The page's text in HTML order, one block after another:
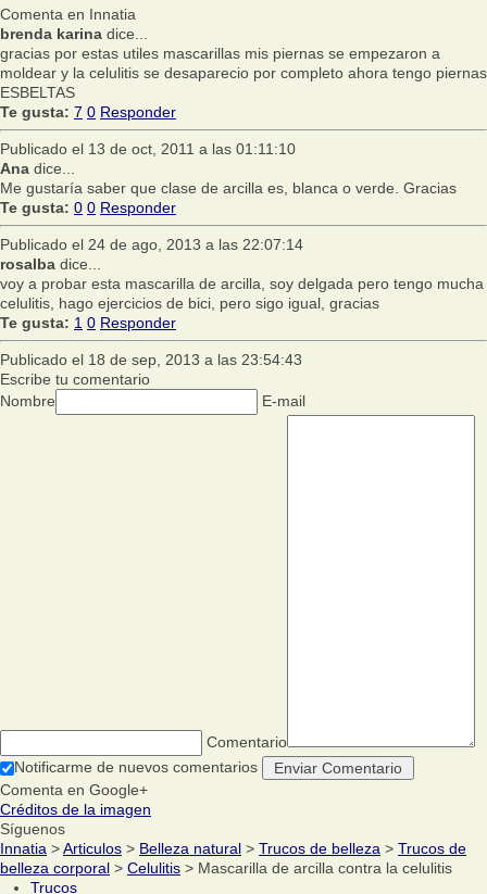
Comenta en Innatia
brenda karina dice...
gracias por estas utiles mascarillas mis piernas se empezaron a
moldear y la celulitis se desaparecio por completo ahora tengo piernas
ESBELTAS
Te gusta: 7 0 Responder
Publicado el 13 de oct, 2011 a las 01:11:10
Ana dice...
Me gustaría saber que clase de arcilla es, blanca o verde. Gracias
Te gusta: 0 0 Responder
Publicado el 24 de ago, 2013 a las 22:07:14
rosalba dice...
voy a probar esta mascarilla de arcilla, soy delgada pero tengo mucha
celulitis, hago ejercicios de bici, pero sigo igual, gracias
Te gusta: 1 0 Responder
Publicado el 18 de sep, 2013 a las 23:54:43
Escribe tu comentario
Nombre
E-mail
Comentario
Notificarme de nuevos comentarios
Comenta en Google+
Créditos de la imagen
Síguenos
Innatia >Articulos > Belleza natural > Trucos de belleza > Trucos de
belleza corporal > Celulitis > Mascarilla de arcilla contra la celulitis
Trucos